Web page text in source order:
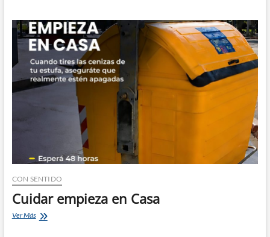
CON SENTIDO
Cuidar empieza en Casa
Ver MásCuidar